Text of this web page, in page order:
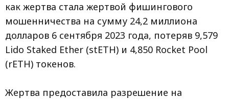
как жертва стала жертвой фишингового
мошенничества на сумму 24,2 миллиона
долларов 6 сентября 2023 года, потеряв 9,579
Lido Staked Ether (stETH) и 4,850 Rocket Pool
(rETH) токенов.
Жертва предоставила разрешение на